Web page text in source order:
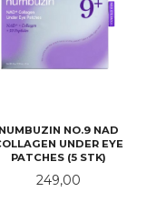
NUMBUZIN NO.9 NAD
UNDER EYE
PATCHES (5 STK)
Pris
249,00